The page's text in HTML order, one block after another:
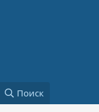
Поиск